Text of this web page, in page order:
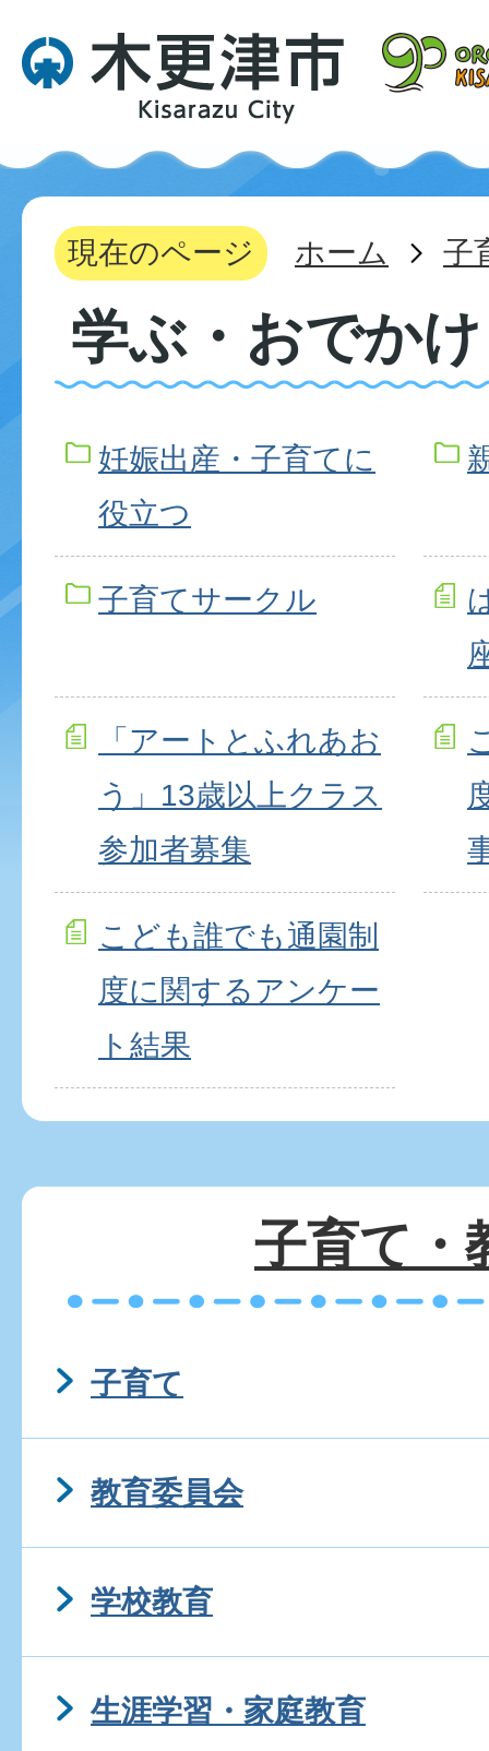
現在のページ ホーム 子
学ぶ・おでかけ
妊娠出産・子育てに
役立つ
子育てサークル
「アートとふれあお
う」13歳以上クラス
参加者募集
こども誰でも通園制
度に関するアンケー
ト結果
子育て・
子育て
教育委員会
学校教育
生涯学習・家庭教育